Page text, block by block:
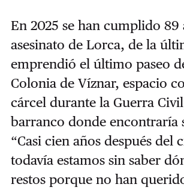
En 2025 se han cumplido 89
asesinato de Lorca, de la
emprendió el último paseo
Colonia de Víznar, espacio
cárcel durante la Guerra
barranco donde encontraría
“Casi cien años después del
todavía estamos sin saber
restos porque no han